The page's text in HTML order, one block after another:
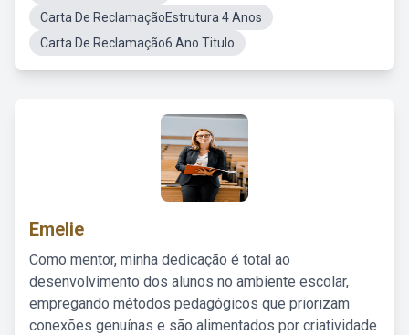
Carta De ReclamaçãoEstrutura 4 Anos
Carta De Reclamação6 Ano Titulo
Emelie
Como mentor, minha dedicação é total ao
desenvolvimento dos alunos no ambiente escolar,
empregando métodos pedagógicos que priorizam
conexões genuínas e são alimentados por criatividade